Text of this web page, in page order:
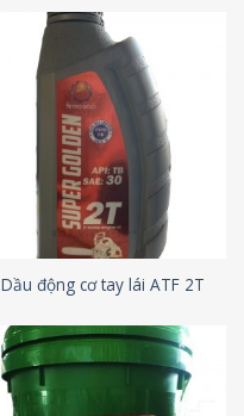
Dầu động cơ tay lái ATF 2T